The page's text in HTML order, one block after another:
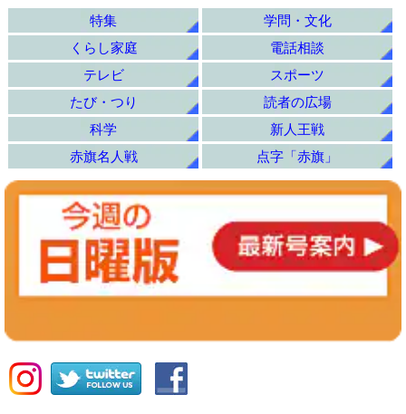
特集
学問・文化
くらし家庭
電話相談
テレビ
スポーツ
たび・つり
読者の広場
科学
新人王戦
赤旗名人戦
点字「赤旗」